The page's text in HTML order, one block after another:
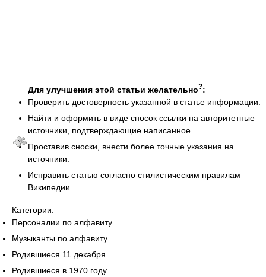
Для улучшения этой статьи желательно?:
Проверить достоверность указанной в статье информации.
Найти и оформить в виде сносок ссылки на авторитетные
источники, подтверждающие написанное.
Проставив сноски, внести более точные указания на
источники.
Исправить статью согласно стилистическим правилам
Википедии.
Категории:
Персоналии по алфавиту
Музыканты по алфавиту
Родившиеся 11 декабря
Родившиеся в 1970 году